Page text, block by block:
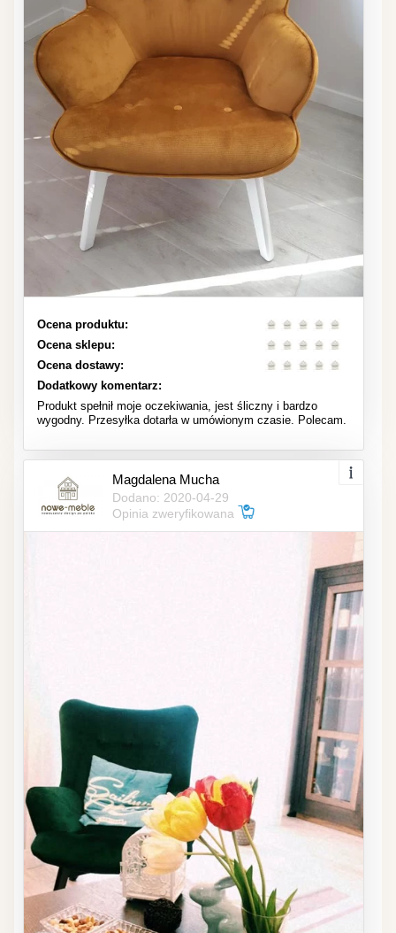
Ocena produktu:
Ocena sklepu:
Ocena dostawy:
Dodatkowy komentarz:
Produkt spełnił moje oczekiwania, jest śliczny i bardzo
wygodny. Przesyłka dotarła w umówionym czasie. Polecam.
Magdalena Mucha
Dodano: 2020-04-29
Opinia zweryfikowana